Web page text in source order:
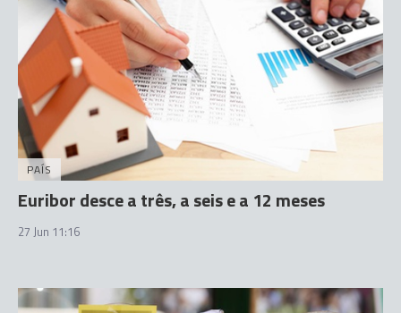
PAÍS
Euribor desce a três, a seis e a 12 meses
27 Jun 11:16